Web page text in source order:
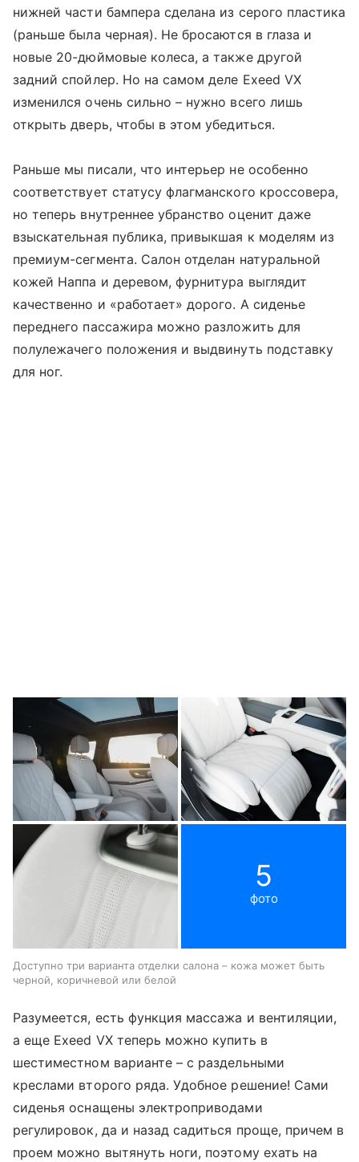
нижней части бампера сделана из серого пластика
(раньше была черная). Не бросаются в глаза и
новые 20-дюймовые колеса, а также другой
задний спойлер. Но на самом деле Exeed VX
изменился очень сильно – нужно всего лишь
открыть дверь, чтобы в этом убедиться.
Раньше мы писали, что интерьер не особенно
соответствует статусу флагманского кроссовера,
но теперь внутреннее убранство оценит даже
взыскательная публика, привыкшая к моделям из
премиум-сегмента. Салон отделан натуральной
кожей Наппа и деревом, фурнитура выглядит
качественно и «работает» дорого. А сиденье
переднего пассажира можно разложить для
полулежачего положения и выдвинуть подставку
для ног.
5
фото
Доступно три варианта отделки салона – кожа может быть
черной, коричневой или белой
Разумеется, есть функция массажа и вентиляции,
а еще Exeed VX теперь можно купить в
шестиместном варианте – с раздельными
креслами второго ряда. Удобное решение! Сами
сиденья оснащены электроприводами
регулировок, да и назад садиться проще, причем в
проем можно вытянуть ноги, поэтому ехать на